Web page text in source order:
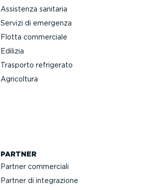
Assistenza sanitaria
Servizi di emergenza
Flotta commerciale
Edilizia
Trasporto refrigerato
Agricoltura
PARTNER
Partner commerciali
Partner di integra­zione